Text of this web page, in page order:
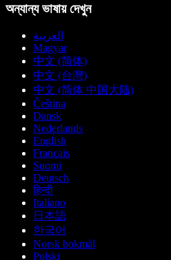
অন্যান্য ভাষায় দেখুন
العربية
Magyar
中文 (简体)
中文 (台灣)
中文 (简体 中国大陆)
Čeština
Dansk
Nederlands
English
Français
Suomi
Deutsch
हिन्दी
Italiano
日本語
한국어
Norsk bokmål
Polski